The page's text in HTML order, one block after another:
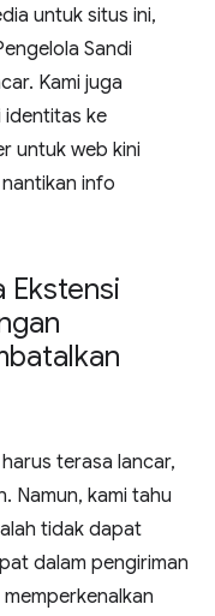
untuk situs ini,
Sandi
Kami juga
identitas ke
untuk web kini
nantikan info
Ekstensi
terasa lancar,
Namun, kami tahu
tidak dapat
dalam pengiriman